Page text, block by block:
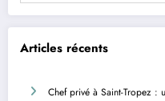
Articles récents
Chef privé à Saint-Tropez :